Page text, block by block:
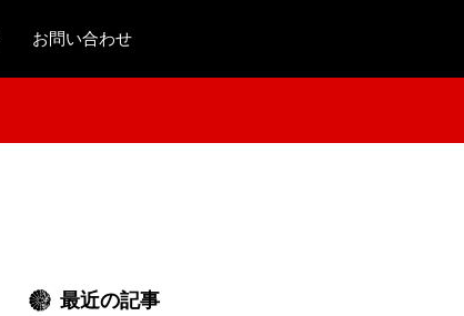
お問い合わせ
最近の記事